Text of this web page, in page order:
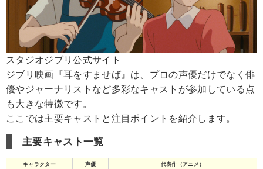
スタジオジブリ公式サイト
ジブリ映画『耳をすませば』は、プロの声優だけでなく俳
優やジャーナリストなど多彩なキャストが参加している点
も大きな特徴です。
ここでは主要キャストと注目ポイントを紹介します。
主要キャスト一覧
キャラクター 声優 代表作（アニメ）